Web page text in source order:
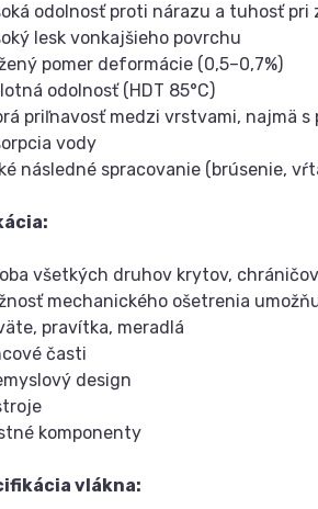
odolnosť proti nárazu a tuhosť
lesk vonkajšieho povrchu
pomer deformácie (0,5–0,7%)
odolnosť (HDT 85°C)
priľnavosť medzi vrstvami, najmä
vody
následné spracovanie (brúsenie,
všetkých druhov krytov,
mechanického ošetrenia
pravítka, meradlá
časti
design
komponenty
vlákna: